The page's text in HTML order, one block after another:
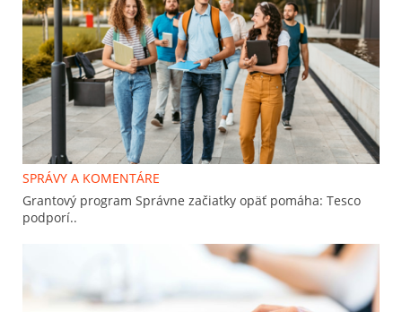
SPRÁVY A KOMENTÁRE
Grantový program Správne začiatky opäť pomáha: Tesco
podporí..